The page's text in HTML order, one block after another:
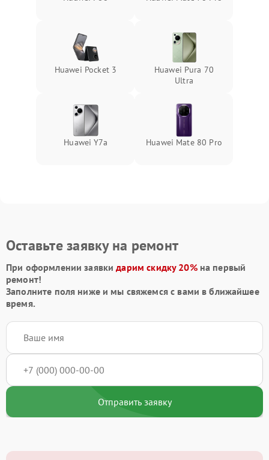
Huawei Pocket 3
Huawei Pura 70
Ultra
Huawei Y7a Huawei Mate 80 Pro
Оставьте заявку на ремонт
При оформлении заявкидарим скидку 20%на первый
ремонт!
Заполните поля ниже и мы свяжемся с вами в ближайшее
время.
Отправить заявку